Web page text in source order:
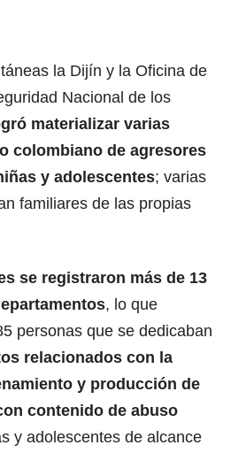
la Dijín y la Oficina de
Nacional de los
materializar varias
colombiano de agresores
y adolescentes; varias
familiares de las propias
se registraron más de 13
, lo que
personas que se dedicaban
relacionados con la
y producción de
contenido de abuso
y adolescentes de alcance